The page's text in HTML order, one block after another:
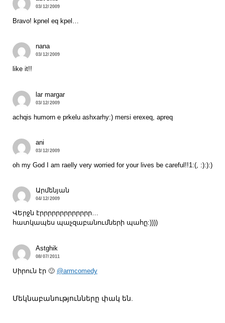
03/12/2009
Bravo! kpnel eq kpel…
nana
03/12/2009
like it!!
lar margar
03/12/2009
achqis humorn e prkelu ashxarhy:) mersi erexeq, apreq
ani
03/12/2009
oh my God I am raelly very worried for your lives be careful!!1:(, :):):)
Արմենյան
04/12/2009
ՎԵրջն էրրրրրրրրրրրրր…
հատկապես պաչզաբանումների պահը:))))
Astghik
08/07/2011
Սիրուն էր 🙂 @armcomedy
Մեկնաբանությունները փակ են.